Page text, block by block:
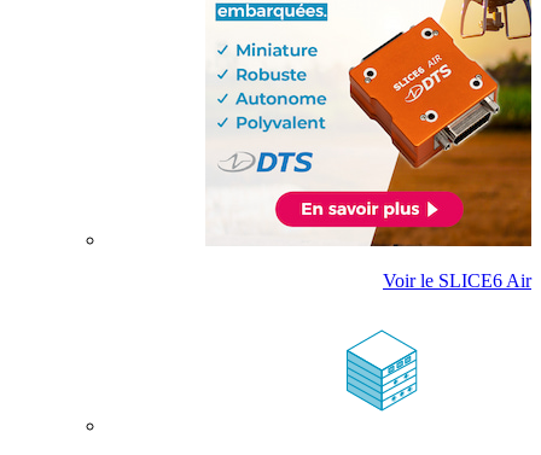
Voir le SLICE6 Air